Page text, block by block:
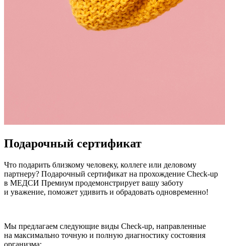
Подарочный сертификат
Что подарить близкому человеку, коллеге или деловому
партнеру? Подарочный сертификат на прохождение Check-up
в МЕДСИ Премиум продемонстрирует вашу заботу
и уважение, поможет удивить и обрадовать одновременно!
Мы предлагаем следующие виды Check-up, направленные
на максимально точную и полную диагностику состояния
организма: